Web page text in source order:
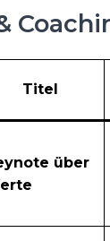
Titel
über